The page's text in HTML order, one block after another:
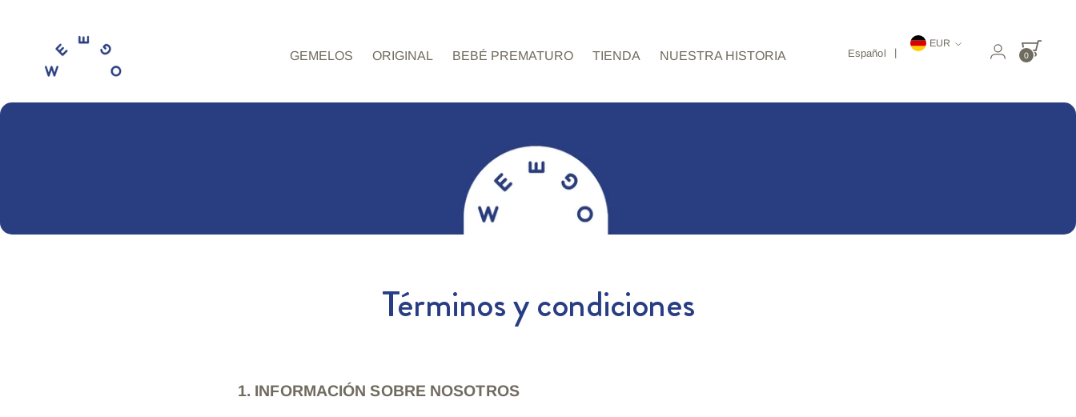
GEMELOS ORIGINAL BEBÉ PREMATURO TIENDA NUESTRA HISTORIA Español
Moneda
EUR
0
Términos y condiciones
1. INFORMACIÓN SOBRE NOSOTROS